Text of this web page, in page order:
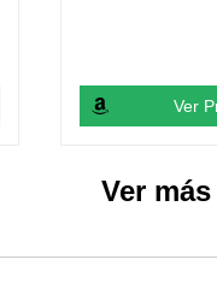
Ver
Ver